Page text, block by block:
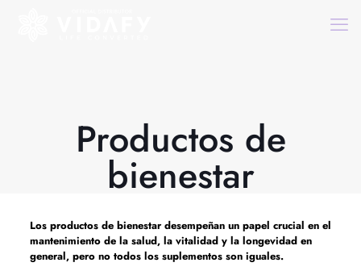
Productos de
bienestar
Los productos de bienestardesempeñan un papel crucial en el
mantenimiento de la salud, la vitalidad y la longevidad en
general, pero no todos los suplementos son iguales.